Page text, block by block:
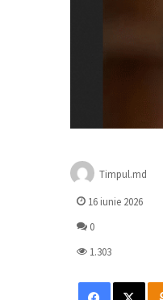
Timpul.md
16 iunie 2026
0
1.303
Facebook
X